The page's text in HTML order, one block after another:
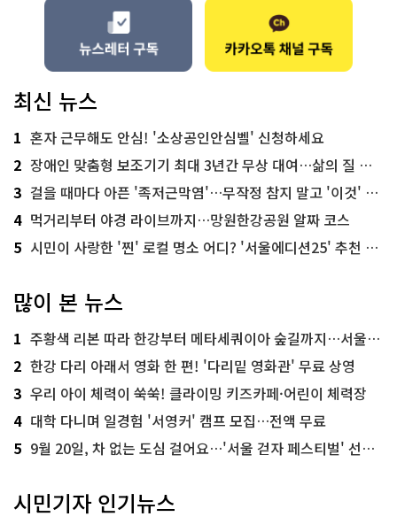
최신 뉴스
1 혼자 근무해도 안심! '소상공인안심벨' 신청하세요
2 장애인 맞춤형 보조기기 최대 3년간 무상 대여…삶의 질 높인다
3 걸을 때마다 아픈 '족저근막염'…무작정 참지 말고 '이것' 해보세요!
4 먹거리부터 야경 라이브까지…망원한강공원 알짜 코스
5 시민이 사랑한 '찐' 로컬 명소 어디? '서울에디션25' 추천 코스
많이 본 뉴스
1 주황색 리본 따라 한강부터 메타세쿼이아 숲길까지…서울둘레길 15코스
2 한강 다리 아래서 영화 한 편! '다리밑 영화관' 무료 상영
3 우리 아이 체력이 쑥쑥! 클라이밍 키즈카페·어린이 체력장
4 대학 다니며 일경험 '서영커' 캠프 모집…전액 무료
5 9월 20일, 차 없는 도심 걸어요…'서울 걷자 페스티벌' 선착순 5천명
시민기자 인기뉴스